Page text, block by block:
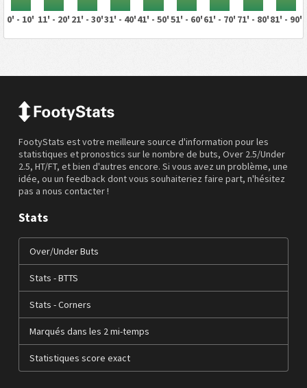
0' - 10' 11' - 20' 21' - 30'31' - 40'41' - 50'51' - 60'61' - 70' 71' - 80'81' - 90'
FootyStats est votre meilleure source d'information pour les
statistiques et pronostics sur le nombre de buts, Over 2.5/Under
2.5, HT/FT, et bien d'autres encore. Si vous avez un problème, une
idée, ou un feedback dont vous souhaiteriez faire part, n'hésitez
pas a nous contacter !
Stats
Over/Under Buts
Stats - BTTS
Stats - Corners
Marqués dans les 2 mi-temps
Statistiques score exact